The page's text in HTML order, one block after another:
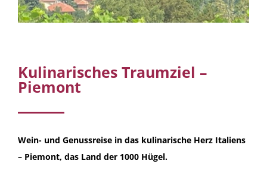
Kulinarisches Traumziel –
Piemont
Wein- und Genussreise in das kulinarische Herz Italiens
– Piemont, das Land der 1000 Hügel.